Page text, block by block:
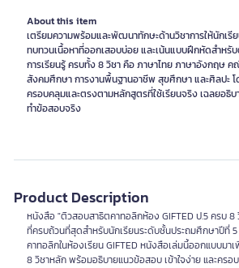
About this item
เตรียมความพร้อมและพัฒนาทักษะด้านวิชาการให้นักเรี
ทบทวนเนื้อหาที่ออกเสอบบ่อย และเน้นแบบฝึกหัดสำหรั
การเรียนรู้ ครบทั้ง 8 วิชา คือ ภาษาไทย ภาษาอังกฤษ
สังคมศึกษา การงานพื้นฐานอาชีพ สุขศึกษา และศิลปะ
ครอบคลุมและตรงตามหลักสูตรที่ใช้เรียนจริง เฉลยอธิบ
ทำข้อสอบจริง
Product Description
หนังสือ "ติวสอบสาธิตคาทอลิกห้อง GIFTED ป.5 ครบ
ที่ครบถ้วนที่สุดสำหรับนักเรียนระดับชั้นประถมศึกษาปีที่
คาทอลิกในห้องเรียน GIFTED หนังสือเล่มนี้ออกแบบมา
8 วิชาหลัก พร้อมอธิบายแนวข้อสอบ เข้าใจง่าย และครอ